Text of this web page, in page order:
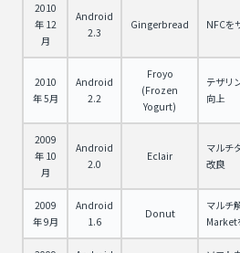
2010
年 12
月
Android
2.3
Gingerbread NFCを
2010
年 5月
Android
2.2
Froyo
(Frozen
Yogurt)
テザリ
向上
2009
年 10
月
Android
2.0
Eclair
マルチ
改良
2009
年 9月
Android
1.6
Donut
マルチ
Market